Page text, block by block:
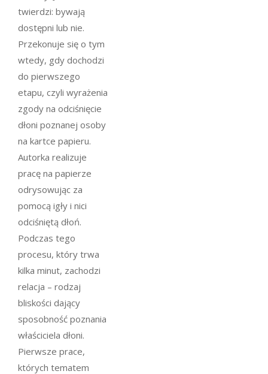
twierdzi: bywają
dostępni lub nie.
Przekonuje się o tym
wtedy, gdy dochodzi
do pierwszego
etapu, czyli wyrażenia
zgody na odciśnięcie
dłoni poznanej osoby
na kartce papieru.
Autorka realizuje
pracę na papierze
odrysowując za
pomocą igły i nici
odciśniętą dłoń.
Podczas tego
procesu, który trwa
kilka minut, zachodzi
relacja – rodzaj
bliskości dający
sposobność poznania
właściciela dłoni.
Pierwsze prace,
których tematem